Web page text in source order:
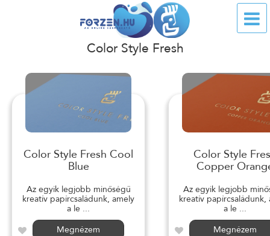
Color Style Fresh
Color Style Fresh Cool
Blue
Az egyik legjobb minőségű
kreatív papírcsaládunk, amely
a le ...
Megnézem
Color Style
Copper
Az egyik legjobb
kreatív papírcsaládunk,
a le ...
Megnézem